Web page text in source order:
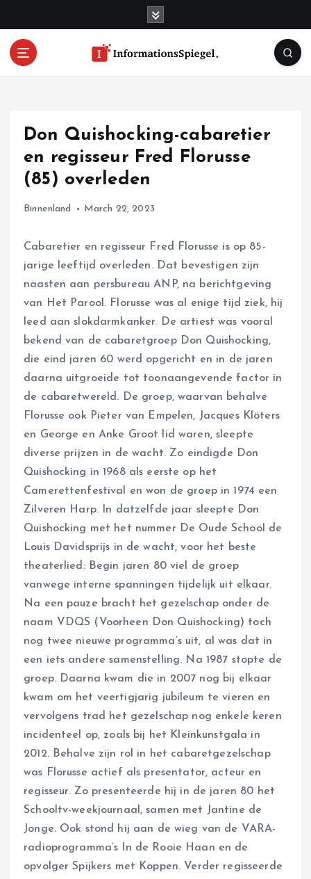
Don Quishocking-cabaretier
en regisseur Fred Florusse
(85) overleden
Binnenland March 22, 2023
Cabaretier en regisseur Fred Florusse is op 85-
jarige leeftijd overleden. Dat bevestigen zijn
naasten aan persbureau ANP, na berichtgeving
van Het Parool. Florusse was al enige tijd ziek, hij
leed aan slokdarmkanker. De artiest was vooral
bekend van de cabaretgroep Don Quishocking,
die eind jaren 60 werd opgericht en in de jaren
daarna uitgroeide tot toonaangevende factor in
de cabaretwereld. De groep, waarvan behalve
Florusse ook Pieter van Empelen, Jacques Klöters
en George en Anke Groot lid waren, sleepte
diverse prijzen in de wacht. Zo eindigde Don
Quishocking in 1968 als eerste op het
Camerettenfestival en won de groep in 1974 een
Zilveren Harp. In datzelfde jaar sleepte Don
Quishocking met het nummer De Oude School de
Louis Davidsprijs in de wacht, voor het beste
theaterlied: Begin jaren 80 viel de groep
vanwege interne spanningen tijdelijk uit elkaar.
Na een pauze bracht het gezelschap onder de
naam VDQS (Voorheen Don Quishocking) toch
nog twee nieuwe programma’s uit, al was dat in
een iets andere samenstelling. Na 1987 stopte de
groep. Daarna kwam die in 2007 nog bij elkaar
kwam om het veertigjarig jubileum te vieren en
vervolgens trad het gezelschap nog enkele keren
incidenteel op, zoals bij het Kleinkunstgala in
2012. Behalve zijn rol in het cabaretgezelschap
was Florusse actief als presentator, acteur en
regisseur. Zo presenteerde hij in de jaren 80 het
Schooltv-weekjournaal, samen met Jantine de
Jonge. Ook stond hij aan de wieg van de VARA-
radioprogramma’s In de Rooie Haan en de
opvolger Spijkers met Koppen. Verder regisseerde